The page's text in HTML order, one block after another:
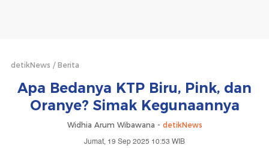
detikNews Berita
Apa Bedanya KTP Biru, Pink, dan
Oranye? Simak Kegunaannya
Widhia Arum Wibawana - detikNews
Jumat, 19 Sep 2025 10:53 WIB